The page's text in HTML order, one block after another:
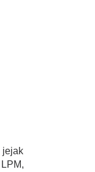
jejak